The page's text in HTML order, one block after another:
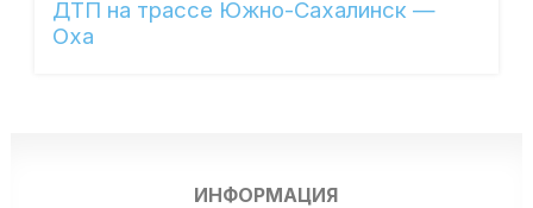
ДТП на трассе Южно-Сахалинск —
Оха
ИНФОРМАЦИЯ